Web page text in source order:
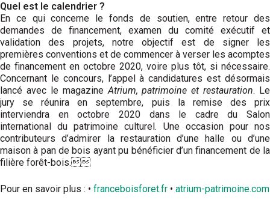
Quel est le calendrier ?
En ce qui concerne le fonds de soutien, entre retour des
demandes de finan­cement, examen du comité exécutif et
validation des projets, notre objectif est de signer les
premières conventions et de commencer à verser les acomptes
de financement en octobre 2020, voire plus tôt, si nécessaire.
Concernant le concours, l’appel à candidatures est désormais
lancé avec le magazineAtrium, patrimoine et restauration. Le
jury se réunira en septembre, puis la remise des prix
interviendra en octobre 2020 dans le cadre du Salon
international du patrimoine culturel. Une occasion pour nos
contributeurs d’admirer la restauration d’une halle ou d’une
maison à pan de bois ayant pu bénéficier d’un financement de la
filière forêt-bois.
Pour en savoir plus : • franceboisforet.fr • atrium-patrimoine.com